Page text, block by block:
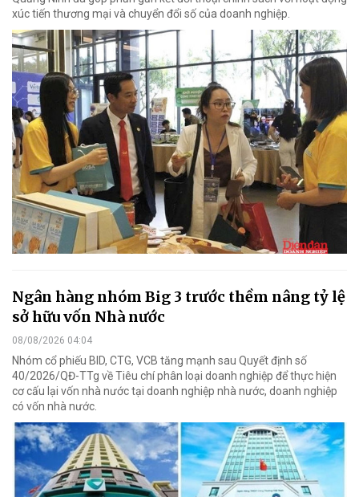
xúc tiến thương mại và chuyển đổi số của doanh nghiệp.
Ngân hàng nhóm Big 3 trước thềm nâng tỷ lệ
sở hữu vốn Nhà nước
08/08/2026 04:04
Nhóm cổ phiếu BID, CTG, VCB tăng mạnh sau Quyết định số
40/2026/QĐ-TTg về Tiêu chí phân loại doanh nghiệp để thực hiện
cơ cấu lại vốn nhà nước tại doanh nghiệp nhà nước, doanh nghiệp
có vốn nhà nước.